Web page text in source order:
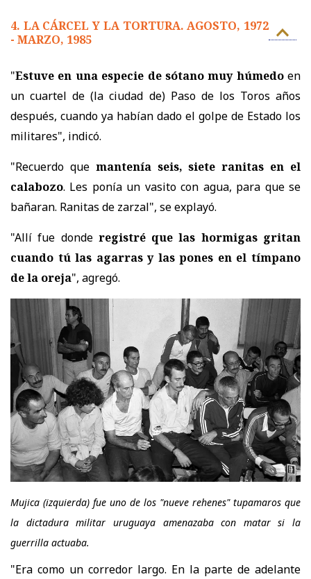
4. LA CÁRCEL Y LA TORTURA. AGOSTO, 1972
- MARZO, 1985
"Estuve en una especie de sótano muy húmedoen
un cuartel de (la ciudad de) Paso de los Toros años
después, cuando ya habían dado el golpe de Estado los
militares", indicó.
"Recuerdo que mantenía seis, siete ranitas en el
calabozo. Les ponía un vasito con agua, para que se
bañaran. Ranitas de zarzal", se explayó.
"Allí fue donde registré que las hormigas gritan
cuando tú las agarras y las pones en el tímpano
de la oreja", agregó.
Mujica (izquierda) fue uno de los "nueve rehenes" tupamaros que
la dictadura militar uruguaya amenazaba con matar si la
guerrilla actuaba.
"Era como un corredor largo. En la parte de adelante